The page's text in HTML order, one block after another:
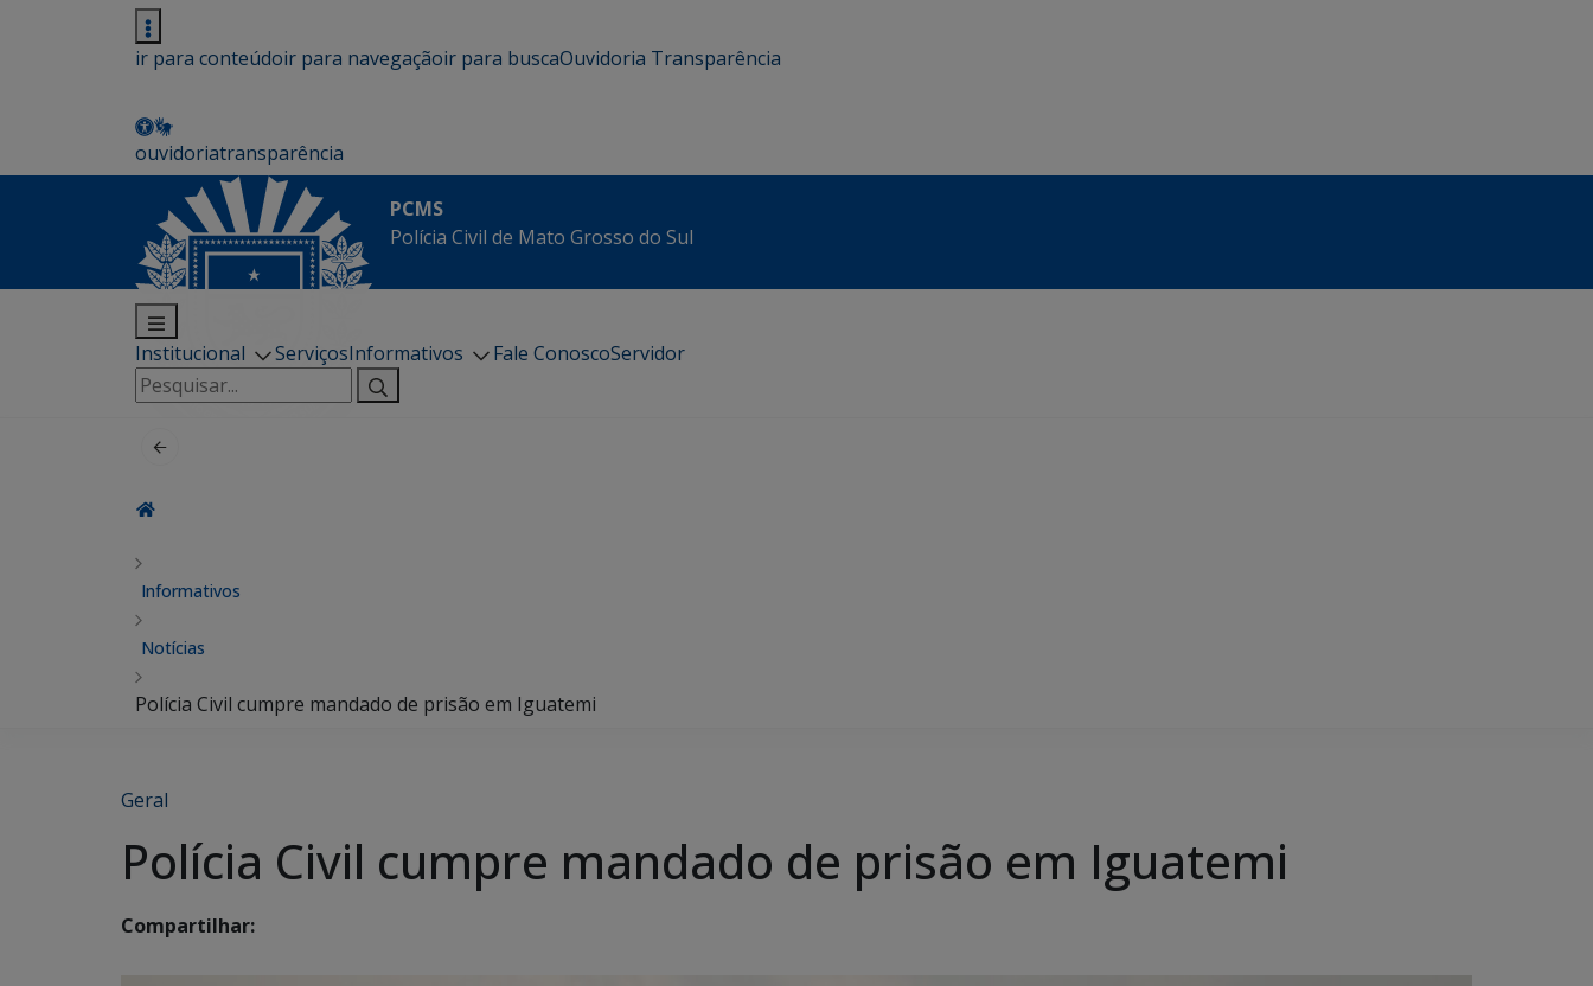
ir para conteúdoir para navegaçãoir para buscaOuvidoria Transparência
ouvidoriatransparência
PCMS
Polícia Civil de Mato Grosso do Sul
Institucional ServiçosInformativos Fale ConoscoServidor
Pesquisar
por:
Informativos
Notícias
Polícia Civil cumpre mandado de prisão em Iguatemi
Geral
Polícia Civil cumpre mandado de prisão em Iguatemi
Compartilhar: